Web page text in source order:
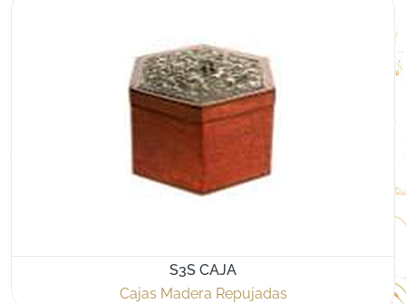
S3S CAJA
Cajas Madera Repujadas